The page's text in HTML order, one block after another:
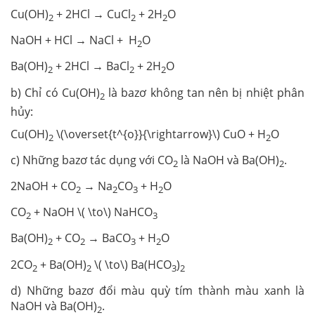
Cu(OH)2 + 2HCl → CuCl2 + 2H2O
NaOH + HCl → NaCl + H2O
Ba(OH)2 + 2HCl → BaCl2 + 2H2O
b) Chỉ có Cu(OH)2là bazơ không tan nên bị nhiệt phân
hủy:
Cu(OH)2 \(\overset{t^{o}}{\rightarrow}\) CuO + H2O
c) Những bazơ tác dụng với CO2 là NaOH và Ba(OH)2.
2NaOH + CO2 → Na2CO3 + H2O
CO2 + NaOH \( \to\) NaHCO3
Ba(OH)2 + CO2 → BaCO3 + H2O
2CO2 + Ba(OH)2 \( \to\) Ba(HCO3)2
d) Những bazơ đổi màu quỳ tím thành màu xanh là
NaOH và Ba(OH)2.